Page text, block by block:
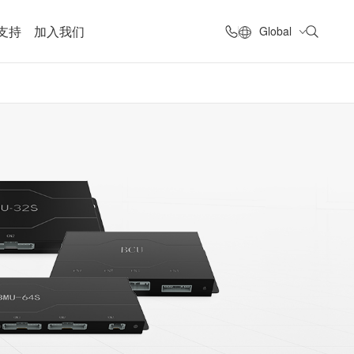
持 加入我们 Global